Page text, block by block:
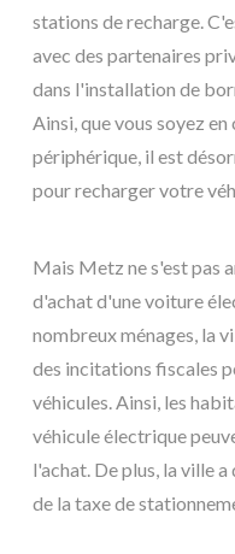
stations de recharge.
avec des partenaires
dans l'installation de
Ainsi, que vous soyez
périphérique, il est
pour recharger votre
Mais Metz ne s'est pas
d'achat d'une voiture
nombreux ménages, la
des incitations fiscales
véhicules. Ainsi, les
véhicule électrique
l'achat. De plus, la ville
de la taxe de